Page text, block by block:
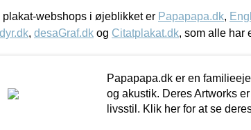
webshops i øjeblikket er Papapapa.dk,
, desaGraf.dk og Citatplakat.dk, som alle har
Papapapa.dk er en
og akustik. Deres Artworks
livsstil. Klik her for at se